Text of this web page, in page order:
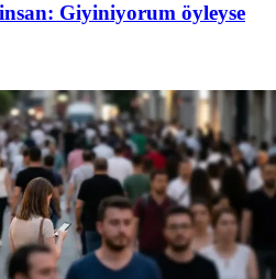
Giyiniyorum öyleyse